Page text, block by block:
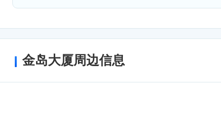
建筑设计
上海金岛大厦以现代化的设计理念和独
注。大厦外立面采用了玻璃幕墙设计，
格。内部空间布局合理，楼层高度适中
金岛大厦周边信息